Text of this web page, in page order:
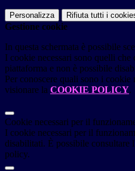
Personalizza Rifiuta tutti i
Gestione cookie
In questa schermata è possibile
I cookie necessari sono quelli
piattaforma e non è possibile
Per conoscere quali sono i cookie
visionare la COOKIE POLICY.
Cookie necessari per il
I cookie necessari per il
disabilitati. È possibile consultare
policy.